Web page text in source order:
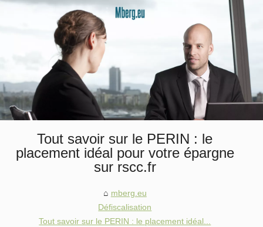
Tout savoir sur le PERIN : le
placement idéal pour votre épargne
sur rscc.fr
mberg.eu
Défiscalisation
Tout savoir sur le PERIN : le placement idéal...